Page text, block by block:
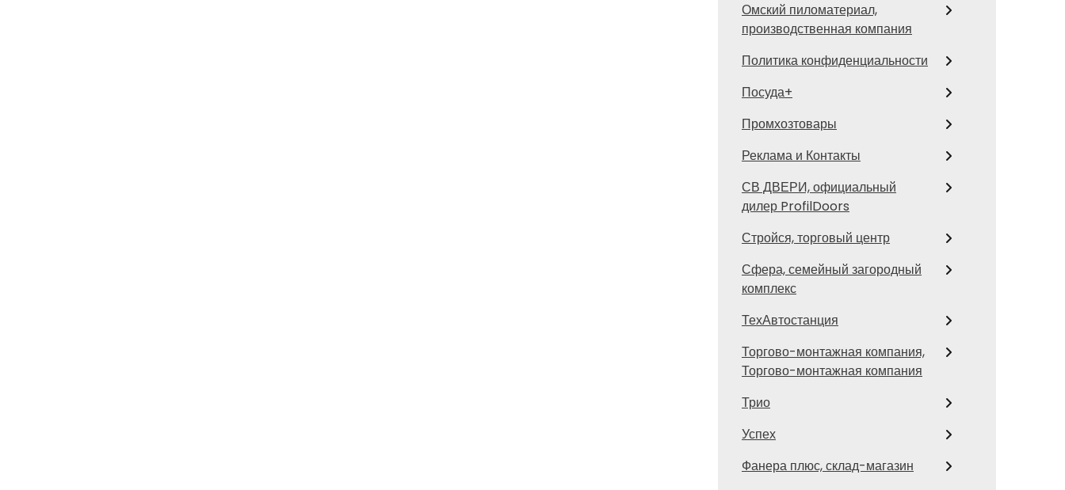
Омский пиломатериал,
производственная компания
Политика конфиденциальности
Посуда+
Промхозтовары
Реклама и Контакты
СВ ДВЕРИ, официальный
дилер ProfilDoors
Стройся, торговый центр
Сфера, семейный загородный
комплекс
ТехАвтостанция
Торгово-монтажная компания,
Торгово-монтажная компания
Трио
Успех
Фанера плюс, склад-магазин